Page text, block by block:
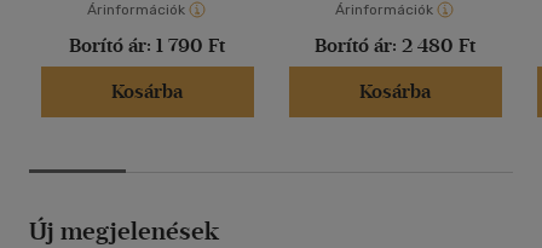
Árinformációk
Borító ár: 1 790 Ft
Kosárba
Árinformációk
Borító ár: 2 480 Ft
Kosárba
Új megjelenések